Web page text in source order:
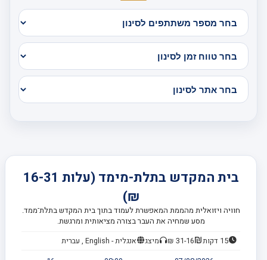
בית המקדש בתלת-מימד (עלות 16-31
₪)
חוויה ויזואלית מהממת המאפשרת לעמוד בתוך בית המקדש בתלת־ממד.
מסע שמחיה את העבר בצורה מציאותית ומרגשת.
15 דקות 31-16 ₪ מיצג
אנגלית - English , עברית